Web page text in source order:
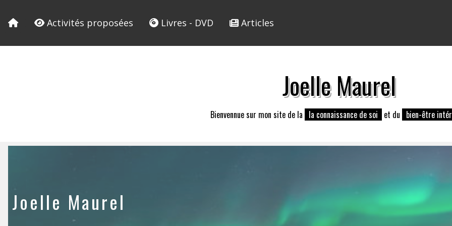
Activités proposées Livres - DVD Articles
Joelle Maurel
Bienvennue sur mon site de la la connaissance de soi et du bien-être
Joelle Maurel